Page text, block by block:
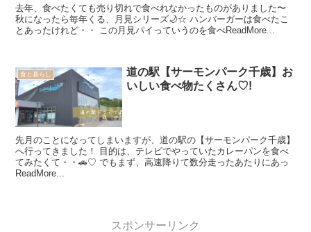
去年、食べたくても売り切れで食べれなかったものがありました〜
秋になったら毎年くる、月見シリーズ🌙☆ ハンバーガーは食べたこ
とあったけれど・・ この月見パイっていうのを食べReadMore...
食と暮らし
道の駅【サーモンパーク千歳】お
いしい食べ物たくさん♡!
先月のことになってしまいますが、道の駅の【サーモンパーク千歳】
へ行ってきました！ 目的は、テレビでやっていたカレーパンを食べ
てみたくて・・🚗♡ でもまず、高速降りて数分走ったあたりにあっ
ReadMore...
スポンサーリンク